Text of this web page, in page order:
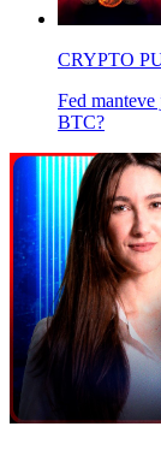
CRYPTO
Fed
BTC?